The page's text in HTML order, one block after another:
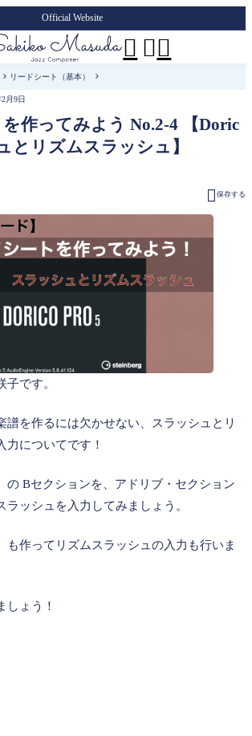
Official Website
 
リードシート（基本）
月9日
作ってみよう No.2-4 【Doric
とリズムスラッシュ】
 保存する
子です。
譜を作るには欠かせない、スラッシュとリ
力についてです！
の Bセクションを、アドリブ・セクション
ラッシュを入力してみましょう。
も作ってリズムスラッシュの入力も行いま
しょう！